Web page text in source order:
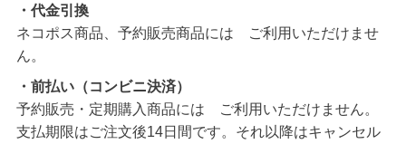
・代金引換
ネコポス商品、予約販売商品には ご利用いただけませ
ん。
・前払い（コンビニ決済）
予約販売・定期購入商品には ご利用いただけません。
支払期限はご注文後14日間です。それ以降はキャンセル